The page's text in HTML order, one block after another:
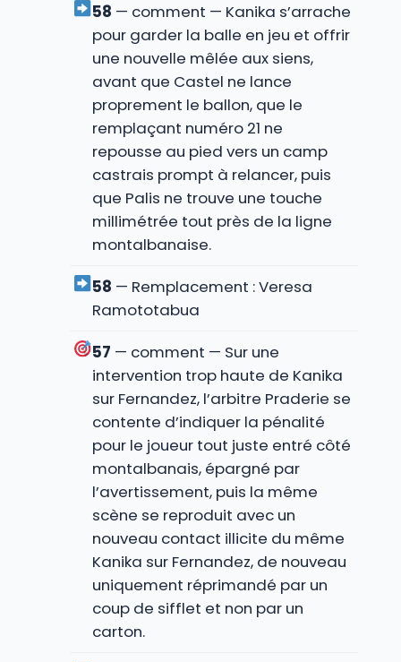
58 — comment — Kanika s’arrache
pour garder la balle en jeu et offrir
une nouvelle mêlée aux siens,
avant que Castel ne lance
proprement le ballon, que le
remplaçant numéro 21 ne
repousse au pied vers un camp
castrais prompt à relancer, puis
que Palis ne trouve une touche
millimétrée tout près de la ligne
montalbanaise.
58 — Remplacement : Veresa
Ramototabua
57 — comment — Sur une
intervention trop haute de Kanika
sur Fernandez, l’arbitre Praderie se
contente d’indiquer la pénalité
pour le joueur tout juste entré côté
montalbanais, épargné par
l’avertissement, puis la même
scène se reproduit avec un
nouveau contact illicite du même
Kanika sur Fernandez, de nouveau
uniquement réprimandé par un
coup de sifflet et non par un
carton.